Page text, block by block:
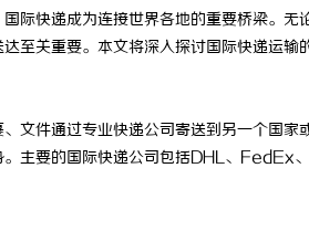
际快递成为连接世界各地的重要桥梁。
至关重要。本文将深入探讨国际快递运
文件通过专业快递公司寄送到另一个国
。主要的国际快递公司包括DHL、FedEx